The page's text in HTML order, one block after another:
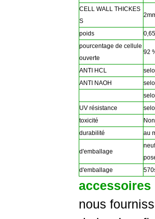
CELL WALL THICKES
S
poids
pourcentage de cellule
ouverte
92
ANTI HCL
ANTI NAOH
UV résistance
toxicité
durabilité
au
d'emballage
d'emballage
accessoires
nous